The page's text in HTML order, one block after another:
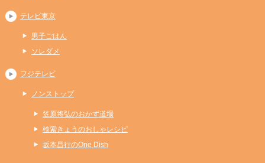
テレビ東京
男子ごはん
ソレダメ
フジテレビ
ノンストップ
笠原将弘のおかず道場
検索きょうのおしゃレシピ
坂本昌行のOne Dish